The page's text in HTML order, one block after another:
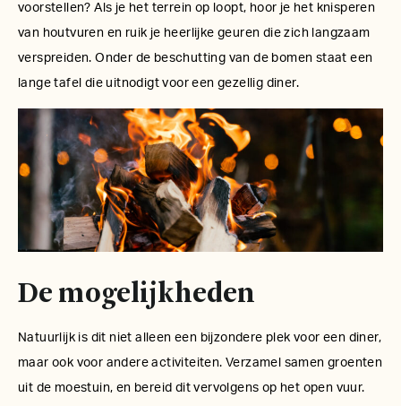
voorstellen? Als je het terrein op loopt, hoor je het knisperen
van houtvuren en ruik je heerlijke geuren die zich langzaam
verspreiden. Onder de beschutting van de bomen staat een
lange tafel die uitnodigt voor een gezellig diner.
De mogelijkheden
Natuurlijk is dit niet alleen een bijzondere plek voor een diner,
maar ook voor andere activiteiten. Verzamel samen groenten
uit de moestuin, en bereid dit vervolgens op het open vuur.